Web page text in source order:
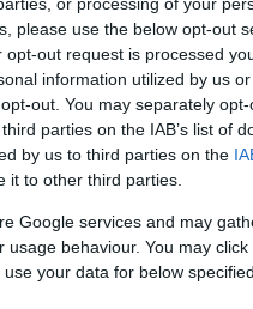
please use the below opt-out
out request is processed
information utilized by us
out. You may separately
parties on the IAB’s list of
by us to third parties on the
it to other third parties.
Google services and may
behaviour. You may
your data for below